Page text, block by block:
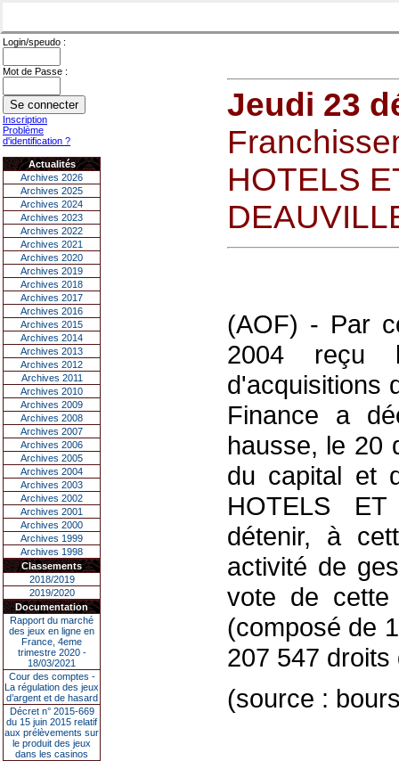
Login/speudo :
Mot de Passe :
Inscription
Problème
d'identification ?
Actualités
Archives 2026
Archives 2025
Archives 2024
Archives 2023
Archives 2022
Archives 2021
Archives 2020
Archives 2019
Archives 2018
Archives 2017
Archives 2016
Archives 2015
Archives 2014
Archives 2013
Archives 2012
Archives 2011
Archives 2010
Archives 2009
Archives 2008
Archives 2007
Archives 2006
Archives 2005
Archives 2004
Archives 2003
Archives 2002
Archives 2001
Archives 2000
Archives 1999
Archives 1998
Classements
2018/2019
2019/2020
Documentation
Rapport du marché
des jeux en ligne en
France, 4eme
trimestre 2020 -
18/03/2021
Cour des comptes -
La régulation des jeux
d’argent et de hasard
Décret n° 2015-669
du 15 juin 2015 relatif
aux prélèvements sur
le produit des jeux
dans les casinos
Jeudi 23
HOTELS
(AOF) - Par
2004 reçu
d'acquisitions
Finance a
hausse, le 20
du capital et
HOTELS
détenir, à
activité de
vote de cette
(composé de
207 547 droits
(source :